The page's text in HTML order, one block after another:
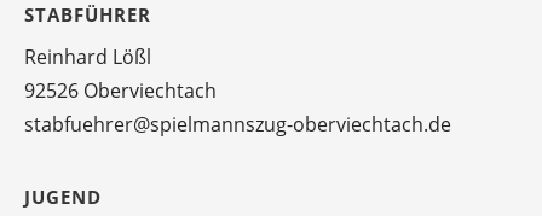
STABFÜHRER
Reinhard Lößl
92526 Oberviechtach
stabfuehrer@spielmannszug-oberviechtach.de
JUGEND